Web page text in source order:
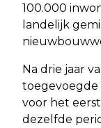
100.000
landelijk
Na drie jaar
voor het
dezelfde